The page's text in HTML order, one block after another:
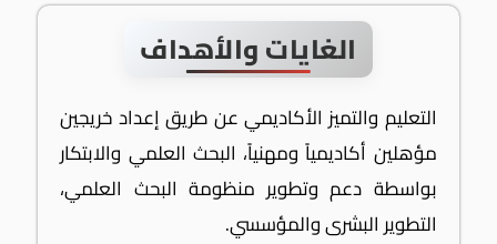
الغايات والأهداف
التعليم والتميز الأكاديمي عن طريق إعداد خريجين
مؤهلين أكاديمياً ومهنياً، البحث العلمي والابتكار
بواسطة دعم وتطوير منظومة البحث العلمي،
التطوير البشرى والمؤسسي.